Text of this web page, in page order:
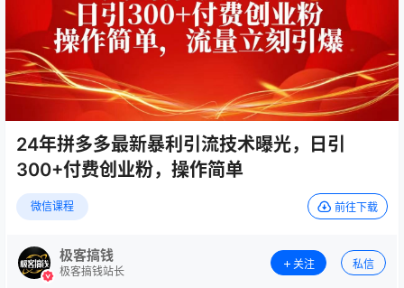
24年拼多多最新暴利引流技术曝光，日引
300+付费创业粉，操作简单
微信课程 前往下载
极客搞钱
极客搞钱站长
关注 私信